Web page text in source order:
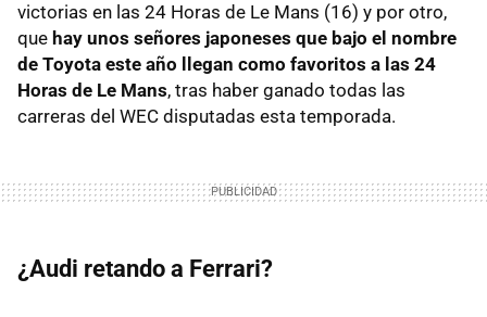
victorias en las 24 Horas de Le Mans (16) y por otro,
que hay unos señores japoneses que bajo el nombre
de Toyota este año llegan como favoritos a las 24
Horas de Le Mans, tras haber ganado todas las
carreras del WEC disputadas esta temporada.
¿Audi retando a Ferrari?